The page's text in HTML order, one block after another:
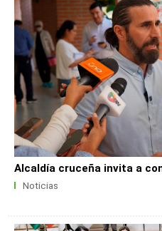
Alcaldía cruceña invita a
Noticias